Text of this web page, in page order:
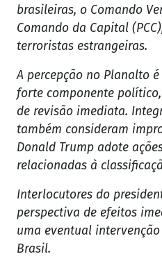
brasileiras, o Comando
Comando da Capital
terroristas estrangeiras.
A percepção no Planalto
forte componente
de revisão imediata.
também consideram
Donald Trump adote
relacionadas à
Interlocutores do
perspectiva de efeitos
uma eventual
Brasil.